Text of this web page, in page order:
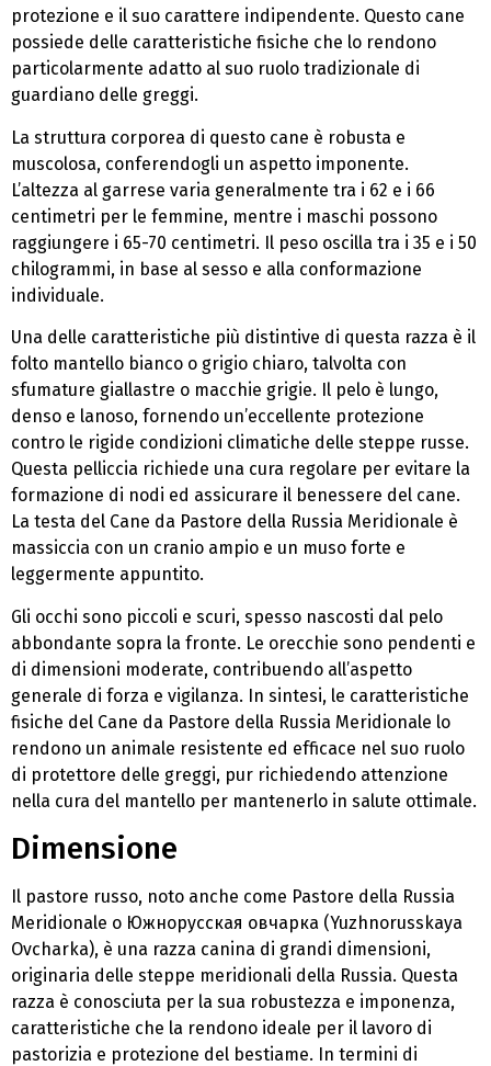
protezione e il suo carattere indipendente. Questo cane
possiede delle caratteristiche fisiche che lo rendono
particolarmente adatto al suo ruolo tradizionale di
guardiano delle greggi.
La struttura corporea di questo cane è robusta e
muscolosa, conferendogli un aspetto imponente.
L’altezza al garrese varia generalmente tra i 62 e i 66
centimetri per le femmine, mentre i maschi possono
raggiungere i 65-70 centimetri. Il peso oscilla tra i 35 e i 50
chilogrammi, in base al sesso e alla conformazione
individuale.
Una delle caratteristiche più distintive di questa razza è il
folto mantello bianco o grigio chiaro, talvolta con
sfumature giallastre o macchie grigie. Il pelo è lungo,
denso e lanoso, fornendo un’eccellente protezione
contro le rigide condizioni climatiche delle steppe russe.
Questa pelliccia richiede una cura regolare per evitare la
formazione di nodi ed assicurare il benessere del cane.
La testa del Cane da Pastore della Russia Meridionale è
massiccia con un cranio ampio e un muso forte e
leggermente appuntito.
Gli occhi sono piccoli e scuri, spesso nascosti dal pelo
abbondante sopra la fronte. Le orecchie sono pendenti e
di dimensioni moderate, contribuendo all’aspetto
generale di forza e vigilanza. In sintesi, le caratteristiche
fisiche del Cane da Pastore della Russia Meridionale lo
rendono un animale resistente ed efficace nel suo ruolo
di protettore delle greggi, pur richiedendo attenzione
nella cura del mantello per mantenerlo in salute ottimale.
Dimensione
Il pastore russo, noto anche come Pastore della Russia
Meridionale o Южнорусская овчарка (Yuzhnorusskaya
Ovcharka), è una razza canina di grandi dimensioni,
originaria delle steppe meridionali della Russia. Questa
razza è conosciuta per la sua robustezza e imponenza,
caratteristiche che la rendono ideale per il lavoro di
pastorizia e protezione del bestiame. In termini di